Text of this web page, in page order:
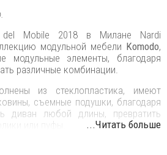
del Mobile 2018 в Милане Nardi
модульной мебели Komodo,
модульные элементы, благодаря
различные комбинации.
из стеклопластика, имеют
съемные подушки, благодаря
диван любой длины, превратить
или пуфы.
...Читать больше